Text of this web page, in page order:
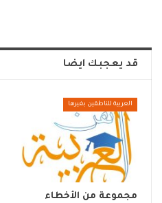
قد يعجبك ايضا
العربية للناطقين بغيرها
مجموعة من الأخطاء